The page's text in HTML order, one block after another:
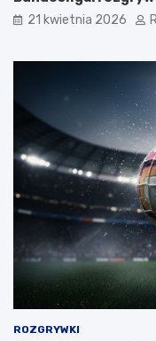
21 kwietnia 2026
ROZGRYWKI